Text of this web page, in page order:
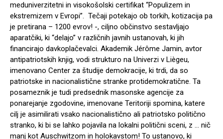
meduniverzitetni in visokošolski certifikat “Populizem in
ekstremizem v Evropi”. Tečaji potekajo ob torkih, kotizacija pa
je pretirana – 1200 evrov! -, ciljno občinstvo sestavljajo
aparatčiki, ki “delajo” v različnih javnih ustanovah, ki jih
financirajo davkoplačevalci. Akademik Jérôme Jamin, avtor
antipatriotskih knjig, vodi strukturo na Univerzi v Liègeu,
imenovano Center za študije demokracije, ki trdi, da so
patriotske in nacionalistične stranke protidemokratične. Ta
posameznik je tudi predsednik masonske agencije za
ponarejanje zgodovine, imenovane Teritoriji spomina, katere
cilj je asimilirati vsako nacionalistično ali patriotsko politično
stranko, ki bi se lahko pojavila na lokalni politični sceni, z … nič
manj kot Auschwitzom in holokavstom! To ustanovo, ki